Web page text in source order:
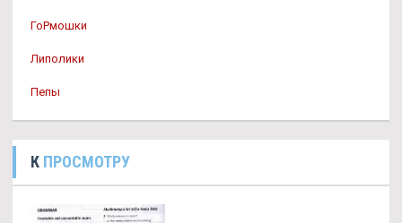
ГоРмошки
Липолики
Пепы
К ПРОСМОТРУ